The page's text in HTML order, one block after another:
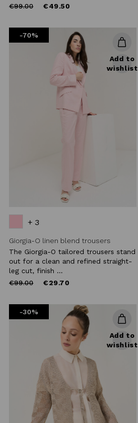
Price
€99.00to €49.50
-70%
Add to
wishlist
+ 3
Giorgia-O linen blend trousers
The Giorgia-O tailored trousers stand
out for a clean and refined straight-
leg cut, finish ...
Price
€99.00to €29.70
-30%
Add to
wishlist